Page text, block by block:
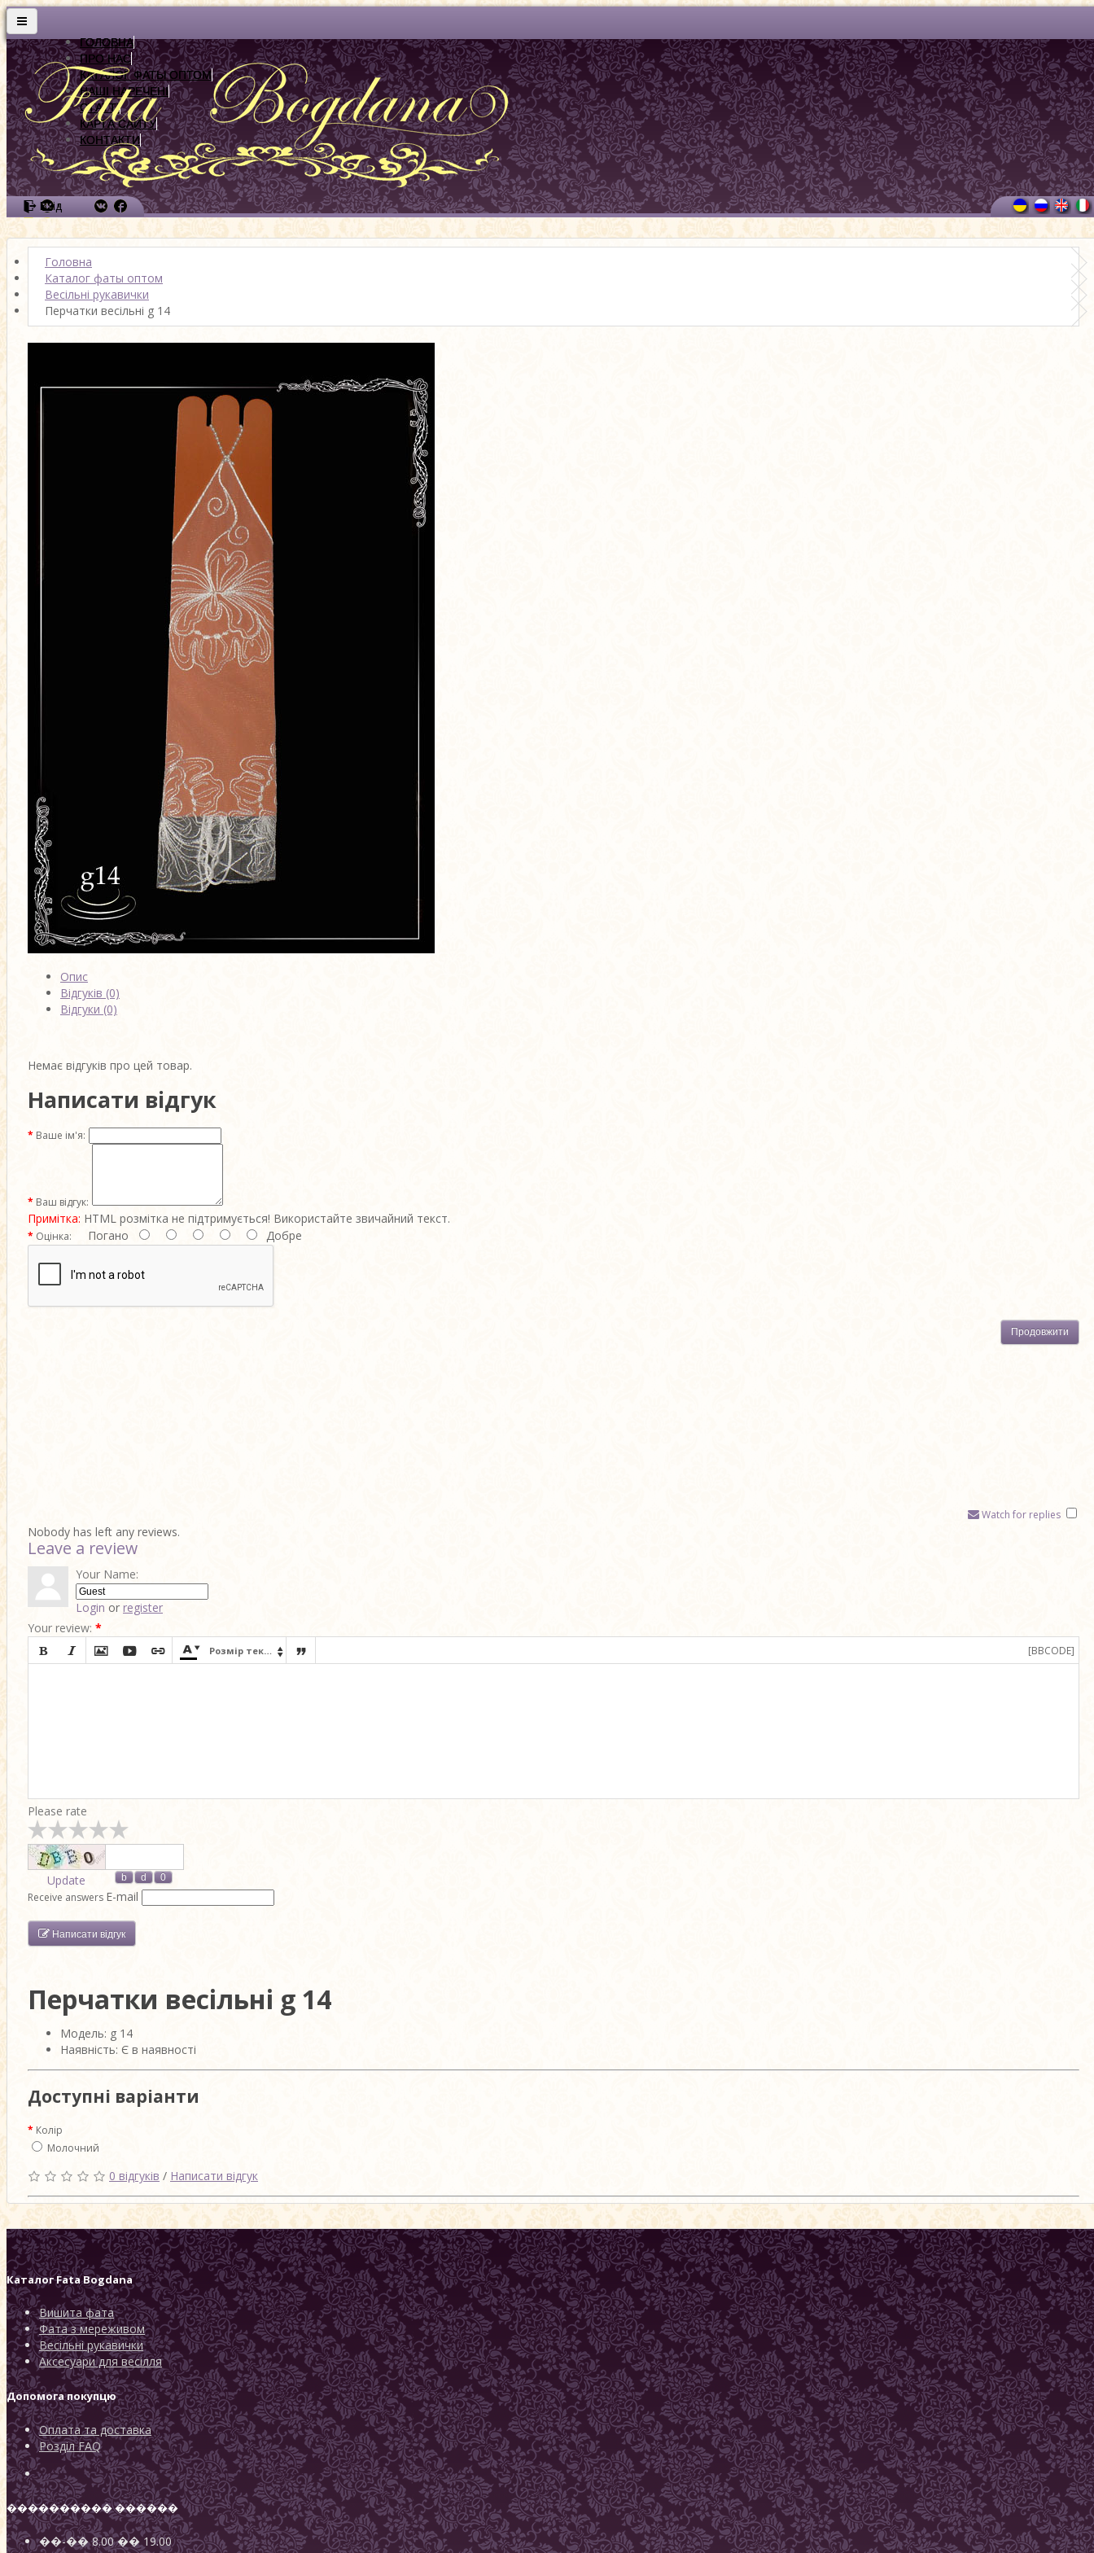
ГОЛОВНА
ПРО НАС
КАТАЛОГ ФАТЫ ОПТОМ
НАШІ НАРЕЧЕНІ
СТАТТІ
КАРТА САЙТУ
КОНТАКТИ
Вхід
Головна
Каталог фаты оптом
Весільні рукавички
Перчатки весільні g 14
Опис
Відгуків (0)
Відгуки (0)
Немає відгуків про цей товар.
Написати відгук
Ваше ім'я:
Ваш відгук:
Примітка: HTML розмітка не підтримується! Використайте звичайний текст.
Оцінка: Погано Добре
Продовжити
Watch for replies
Nobody has left any reviews.
Leave a review
Your Name:
Login or register
Your review: *
      Розмір тексту   [BBCODE]
Please rate
Update
Receive answers E-mail
Написати відгук
Перчатки весільні g 14
Модель: g 14
Наявність: Є в наявності
Доступні варіанти
Колір
Молочний
0 відгуків / Написати відгук
КаталогFata Bogdana
Вишита фата
Фата з мереживом
Весільні рукавички
Аксесуари для весілля
Допомога покупцю
Оплата та доставка
Розділ FAQ
���������� ������
��-��8.00��19.00